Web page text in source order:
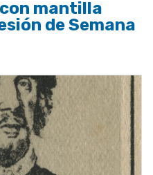
mantilla
de Semana